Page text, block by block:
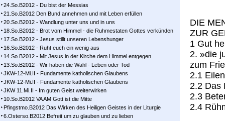
24.So.B2012 - Du bist der Messias
21.So.B2012 Den Bund annehmen und mit Leben erfüllen
20.So.B2012 - Wandlung unter uns und in uns
18.So.B2012 - Brot vom Himmel - die Ruhmestaten Gottes verkünden
17.So.B2012 - Jesus stillt unseren Lebenshunger
16.So.B2012 - Ruht euch ein wenig aus
14.So.B2012 - Mit Jesus in der Kirche dem Himmel entgegen
13.So.B2012 - Wir haben die Wahl - Leben oder Tod
JKW-12-Mi.II - Fundamente katholischen Glaubens
JKW-12-Mi.II - Fundamente katholischen Glaubens
JKW 11.Mi.II - Im guten Geist weiterwirken
10.So.B2012 VA AM Gott ist die Mitte
Pfingstmo.B2012 Das Wirken des Heiligen Geistes in der Liturgie
6.Osterso.B2012 Befreit um zu glauben und zu lieben
DIE
ZUR
1 Gut
2. »die
zum
2.1
2.2 Das
2.3
2.4